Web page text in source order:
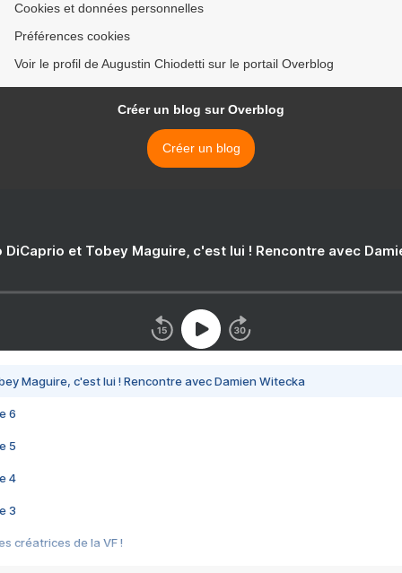
Cookies et données personnelles
Préférences cookies
Voir le profil de Augustin Chiodetti sur le portail Overblog
Créer un blog sur Overblog
Créer un blog
DiCaprio et Tobey Maguire, c'est lui ! Rencontre avec
Maguire, c'est lui ! Rencontre avec Damien Witecka
6
5
4
3
créatrices de la VF !